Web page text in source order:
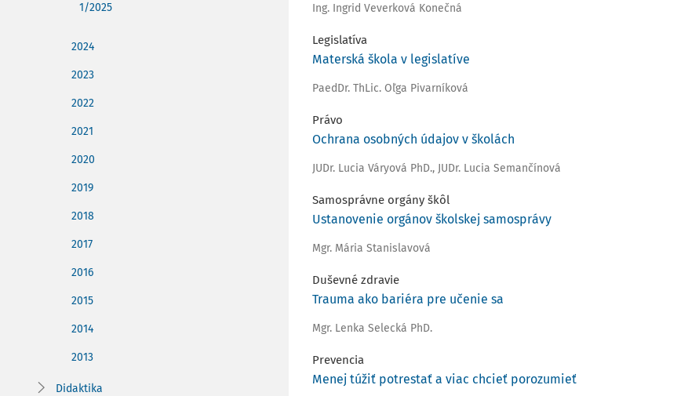
1/2025
2024
2023
2022
2021
2020
2019
2018
2017
2016
2015
2014
2013
Didaktika
Ing. Ingrid Veverková Konečná
Legislatíva
Materská škola v legislatíve
PaedDr. ThLic. Oľga Pivarníková
Právo
Ochrana osobných údajov v školách
JUDr. Lucia Váryová PhD., JUDr. Lucia Semančínová
Samosprávne orgány škôl
Ustanovenie orgánov školskej samosprávy
Mgr. Mária Stanislavová
Duševné zdravie
Trauma ako bariéra pre učenie sa
Mgr. Lenka Selecká PhD.
Prevencia
Menej túžiť potrestať a viac chcieť porozumieť